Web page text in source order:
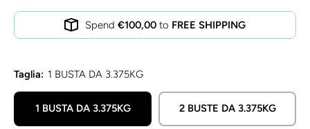
Spend €100,00 to FREE SHIPPING
Taglia: 1 BUSTA DA 3.375KG
1 BUSTA DA 3.375KG 2 BUSTE DA 3.375KG